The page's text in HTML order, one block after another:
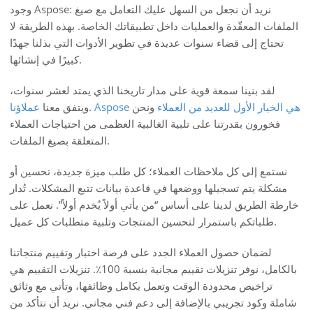
وجود Aspose: نريد أن نجعل من السهل عليك التعامل مع صيغ
الملفات المعقّدة والعمليات داخل تطبيقاتك الخاصة. بهذه الطريقة لا
تحتاج إلى قضاء سنوات عديدة في تطوير الأدوات التي بذلنا جهدًا
كبيرًا في إنشائها.
لقد بنينا سمعة قوية على مدار تاريخنا الذي يمتد لعشر سنوات،
ويتفق معنا عملاؤنا . Aspose هي الخيار الأول للعديد من العملاء ونحن
فخورون بقدرتنا على تلبية الغالبية العظمى من احتياجات العملاء
المتعلقة بصيغ الملفات.
نستمع إلى كل ملاحظات العملاء؛ كل طلب ميزة جديدة، تحسين أو
مشكلة يتم تسجيلها ووضعها في قاعدة بيانات تتبع المشكلات. تُدار
خارطة الطريق لدينا على أساس “من يأتي أولاً يُخدم أولاً”. نعمل على
طلباتكم باستمرار لتحسين المنتجات وتلبية متطلبات كل عميل.
لضمان حصول العملاء الجدد على فرصة اختبار وتقييم منتجاتنا
بالكامل، نوفر تنزيلات تقييم مجانية بنسبة 100٪. تنزيلات التقييم هي
تراخيص محدودة الوقت وتعمل بكامل وظائفها، وتأتي مع وثائق
شاملة وكود تجريبي بالإضافة إلى دعم فني مجاني. نريد أن نتأكد من